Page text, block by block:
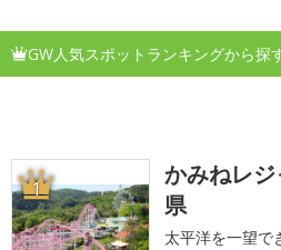
GW人気スポットランキングから探
1
かみねレ
県
太平洋を一望で